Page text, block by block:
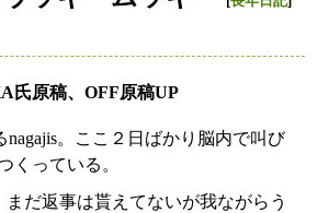
氏原稿、OFF原稿UP
nagajis。ここ２日ばかり脳内で叫び
くっている。
だ返事は貰えてないが我ながらう